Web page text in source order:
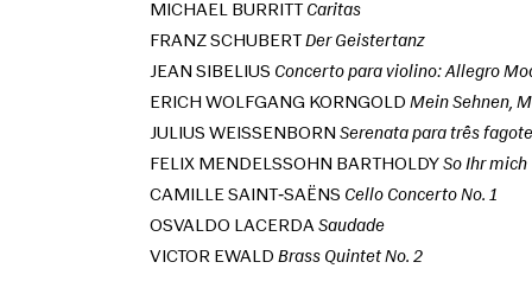
MICHAEL BURRITT Caritas
FRANZ SCHUBERT Der Geistertanz
JEAN SIBELIUS Concerto para violino: Allegro
ERICH WOLFGANG KORNGOLD Mein Sehnen,
JULIUS WEISSENBORN Serenata para três
FELIX MENDELSSOHN BARTHOLDY So Ihr mich
CAMILLE SAINT‑SAËNS Cello Concerto No. 1
OSVALDO LACERDA Saudade
VICTOR EWALD Brass Quintet No. 2